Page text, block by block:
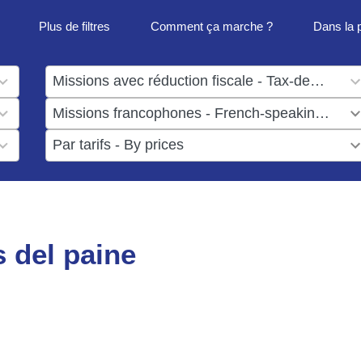
Plus de filtres Comment ça marche ? Dans la
result
available
result
available
results
available
del paine